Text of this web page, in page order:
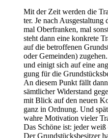
Mit der Zeit wer­den die
ter. Je nach Aus­ge­stal­tung
mal Ober­fran­ken, mal
steht dann eine kon­kre­te
auf die betrof­fe­nen
oder Gemein­den)
und einigt sich auf eine
gung für die
An die­sem Punkt fällt
sämt­li­cher Wider­stand
mit Blick auf den neu­en
ganz in Ord­nung. Und
wah­re Moti­va­ti­on vie­ler
Das Schö­ne ist: jeder
Der Grund­stücks­be­sit­zer